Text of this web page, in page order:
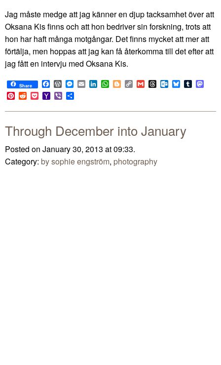
Jag måste medge att jag känner en djup tacksamhet över att
Oksana Kis finns och att hon bedriver sin forskning, trots att
hon har haft många motgångar. Det finns mycket att mer att
förtälja, men hoppas att jag kan få återkomma till det efter att
jag fått en intervju med Oksana Kis.
Share Facebook
WordPress
Messenger
EmailLinkedIn
WhatsApp
BloggerCopy
Link
GmailThreadsOutlook.com
BlueskyTumblr
Pinterest
RedditPocketYahoo
Mail
Viber
Through December into January
Posted on January 30, 2013 at 09:33.
Category: by sophie engström, photography